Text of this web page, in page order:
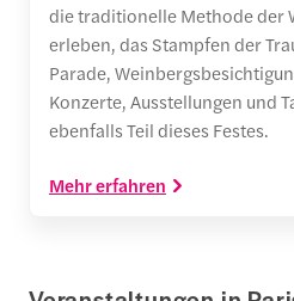
die traditionelle Methode der
erleben, das Stampfen der
Parade,
Konzerte, Ausstellungen und
ebenfalls Teil dieses Festes.
Mehr erfahren